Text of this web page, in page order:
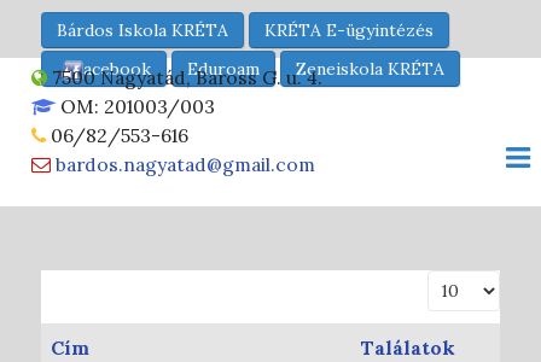
Bárdos Iskola KRÉTA
KRÉTA E-ügyintézés
acebook
Eduroam Zeneiskola KRÉTA
7500 Nagyatád, Baross G. u. 4.
OM: 201003/003
06/82/553-616
bardos.nagyatad@gmail.com
Tételek #
Cím
Találatok